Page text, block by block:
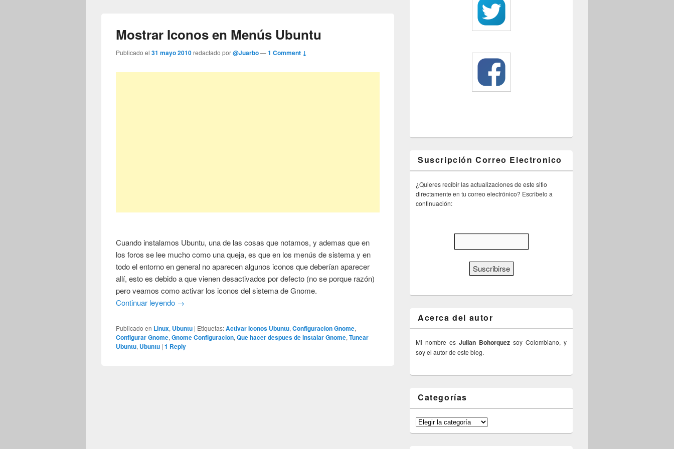
Mostrar Iconos en Menús Ubuntu
Publicado el31 mayo 2010redactado por@Juarbo—1 Comment ↓
Cuando instalamos Ubuntu, una de las cosas que notamos, y ademas que en
los foros se lee mucho como una queja, es que en los menús de sistema y en
todo el entorno en general no aparecen algunos iconos que deberían aparecer
allí, esto es debido a que vienen desactivados por defecto (no se porque razón)
pero veamos como activar los iconos del sistema de Gnome.
Continuar leyendo →
Publicado en Linux, Ubuntu | Etiquetas:Activar Iconos Ubuntu,Configuracion Gnome,
Configurar Gnome,Gnome Configuracion,Que hacer despues de instalar Gnome,Tunear
Ubuntu, Ubuntu |1 Reply
Suscripción Correo Electronico
¿Quieres recibir las actualizaciones de este sitio
directamente en tu correo electrónico? Escribelo a
continuación:
Acerca del autor
Mi nombre es Julian Bohorquez soy Colombiano, y
soy el autor de este blog.
Categorías
Categorías